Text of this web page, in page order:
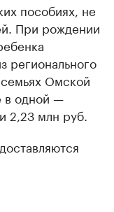
пособиях, не
При рождении
регионального
Омской
в одной —
2,23 млн руб.